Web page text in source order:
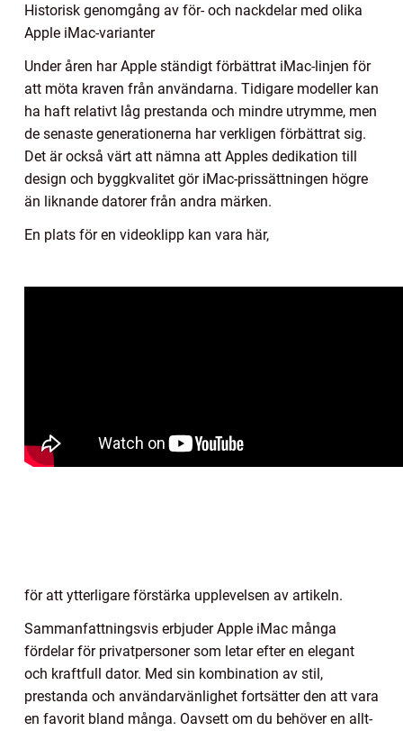
Historisk genomgång av för- och nackdelar med olika
Apple iMac-varianter
Under åren har Apple ständigt förbättrat iMac-linjen för
att möta kraven från användarna. Tidigare modeller kan
ha haft relativt låg prestanda och mindre utrymme, men
de senaste generationerna har verkligen förbättrat sig.
Det är också värt att nämna att Apples dedikation till
design och byggkvalitet gör iMac-prissättningen högre
än liknande datorer från andra märken.
En plats för en videoklipp kan vara här,
för att ytterligare förstärka upplevelsen av artikeln.
Sammanfattningsvis erbjuder Apple iMac många
fördelar för privatpersoner som letar efter en elegant
och kraftfull dator. Med sin kombination av stil,
prestanda och användarvänlighet fortsätter den att vara
en favorit bland många. Oavsett om du behöver en allt-